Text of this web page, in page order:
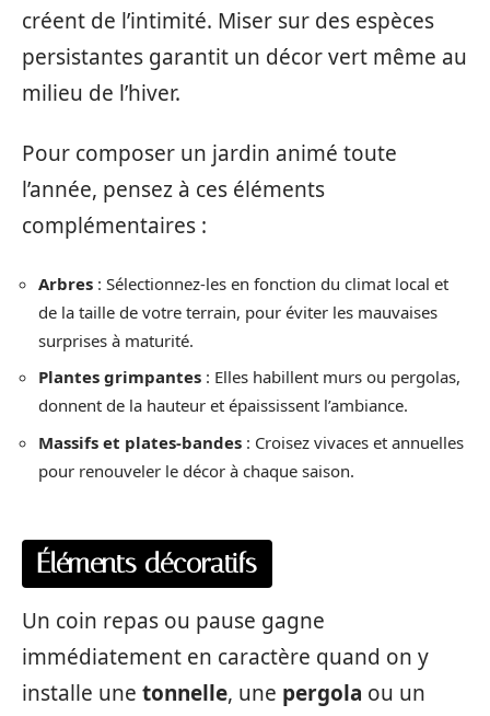
créent de l’intimité. Miser sur des espèces
persistantes garantit un décor vert même au
milieu de l’hiver.
Pour composer un jardin animé toute
l’année, pensez à ces éléments
complémentaires :
Arbres : Sélectionnez-les en fonction du climat local et
de la taille de votre terrain, pour éviter les mauvaises
surprises à maturité.
Plantes grimpantes : Elles habillent murs ou pergolas,
donnent de la hauteur et épaississent l’ambiance.
Massifs et plates-bandes : Croisez vivaces et annuelles
pour renouveler le décor à chaque saison.
Éléments décoratifs
Un coin repas ou pause gagne
immédiatement en caractère quand on y
installe une tonnelle, une pergola ou un